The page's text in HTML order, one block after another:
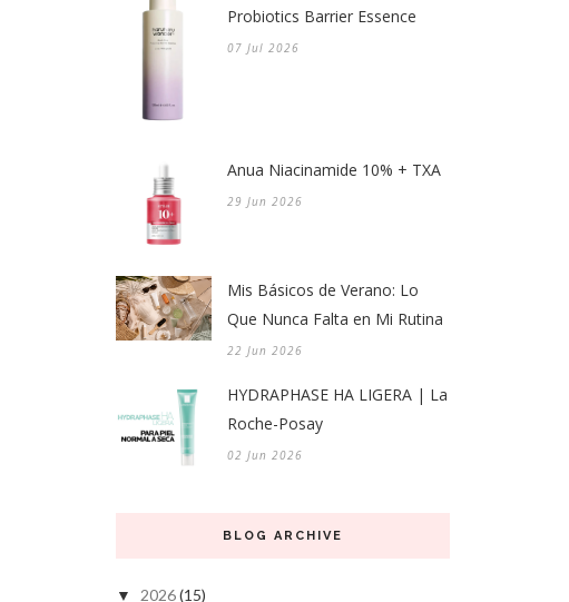
Probiotics Barrier Essence
07 Jul 2026
Anua Niacinamide 10% + TXA
29 Jun 2026
Mis Básicos de Verano: Lo
Que Nunca Falta en Mi Rutina
22 Jun 2026
HYDRAPHASE HA LIGERA | La
Roche-Posay
02 Jun 2026
BLOG ARCHIVE
▼ 2026(15)